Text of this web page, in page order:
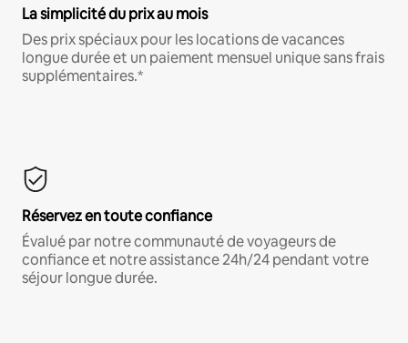
La simplicité du prix au mois
Des prix spéciaux pour les locations de vacances
longue durée et un paiement mensuel unique sans frais
supplémentaires.*
Réservez en toute confiance
Évalué par notre communauté de voyageurs de
confiance et notre assistance 24h/24 pendant votre
séjour longue durée.